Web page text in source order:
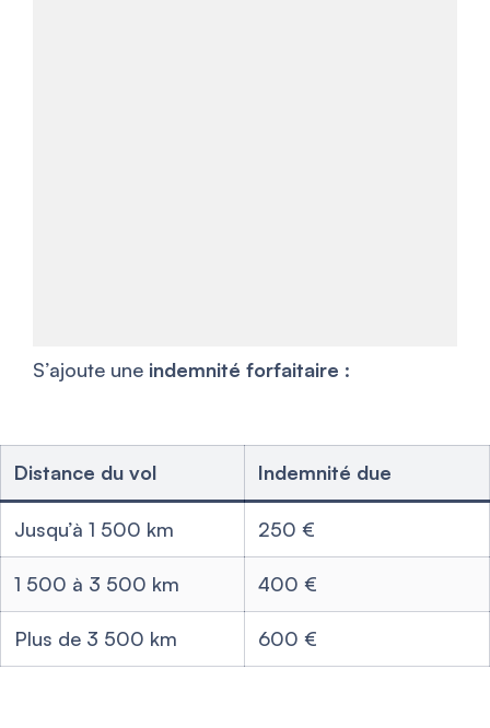
S’ajoute une indemnité forfaitaire :
Distance du vol Indemnité due
Jusqu’à 1 500 km 250 €
1 500 à 3 500 km 400 €
Plus de 3 500 km 600 €